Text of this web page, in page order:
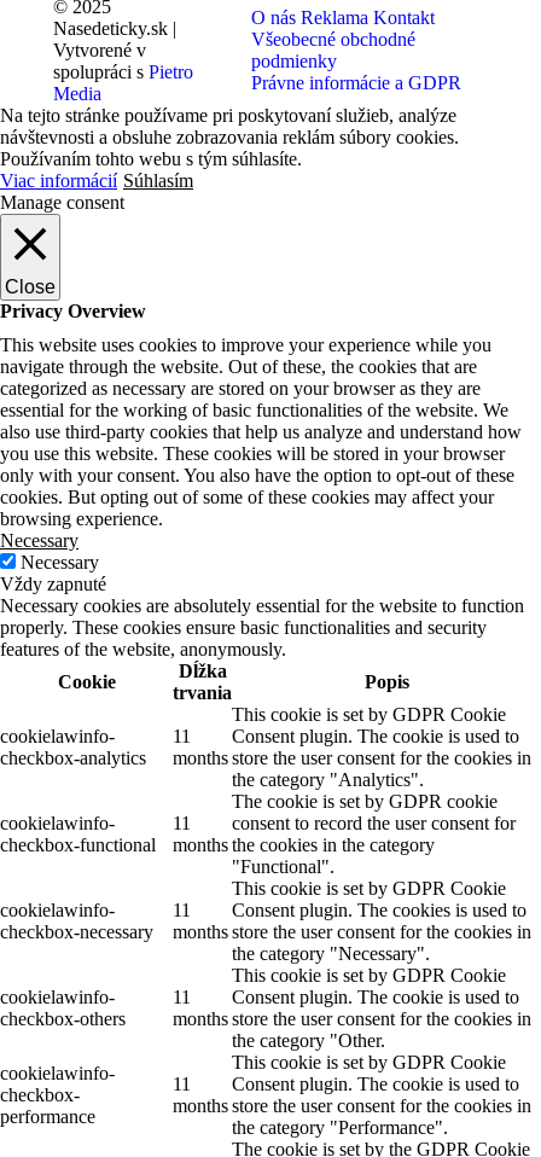
© 2025
Nasedeticky.sk |
Vytvorené v
spolupráci s Pietro
Media
O nás Reklama Kontakt
Všeobecné obchodné
podmienky
Právne informácie a GDPR
Na tejto stránke používame pri poskytovaní služieb, analýze
návštevnosti a obsluhe zobrazovania reklám súbory cookies.
Používaním tohto webu s tým súhlasíte.
Viac informácií Súhlasím
Manage consent
Close
Privacy Overview
This website uses cookies to improve your experience while you
navigate through the website. Out of these, the cookies that are
categorized as necessary are stored on your browser as they are
essential for the working of basic functionalities of the website. We
also use third-party cookies that help us analyze and understand how
you use this website. These cookies will be stored in your browser
only with your consent. You also have the option to opt-out of these
cookies. But opting out of some of these cookies may affect your
browsing experience.
Necessary
Necessary
Vždy zapnuté
Necessary cookies are absolutely essential for the website to function
properly. These cookies ensure basic functionalities and security
features of the website, anonymously.
Cookie
Dĺžka
trvania
Popis
cookielawinfo-
checkbox-analytics
11
months
This cookie is set by GDPR Cookie
Consent plugin. The cookie is used to
store the user consent for the cookies in
the category "Analytics".
cookielawinfo-
checkbox-functional
11
months
The cookie is set by GDPR cookie
consent to record the user consent for
the cookies in the category
"Functional".
cookielawinfo-
checkbox-necessary
11
months
This cookie is set by GDPR Cookie
Consent plugin. The cookies is used to
store the user consent for the cookies in
the category "Necessary".
cookielawinfo-
checkbox-others
11
months
This cookie is set by GDPR Cookie
Consent plugin. The cookie is used to
store the user consent for the cookies in
the category "Other.
cookielawinfo-
checkbox-
performance
11
months
This cookie is set by GDPR Cookie
Consent plugin. The cookie is used to
store the user consent for the cookies in
the category "Performance".
The cookie is set by the GDPR Cookie